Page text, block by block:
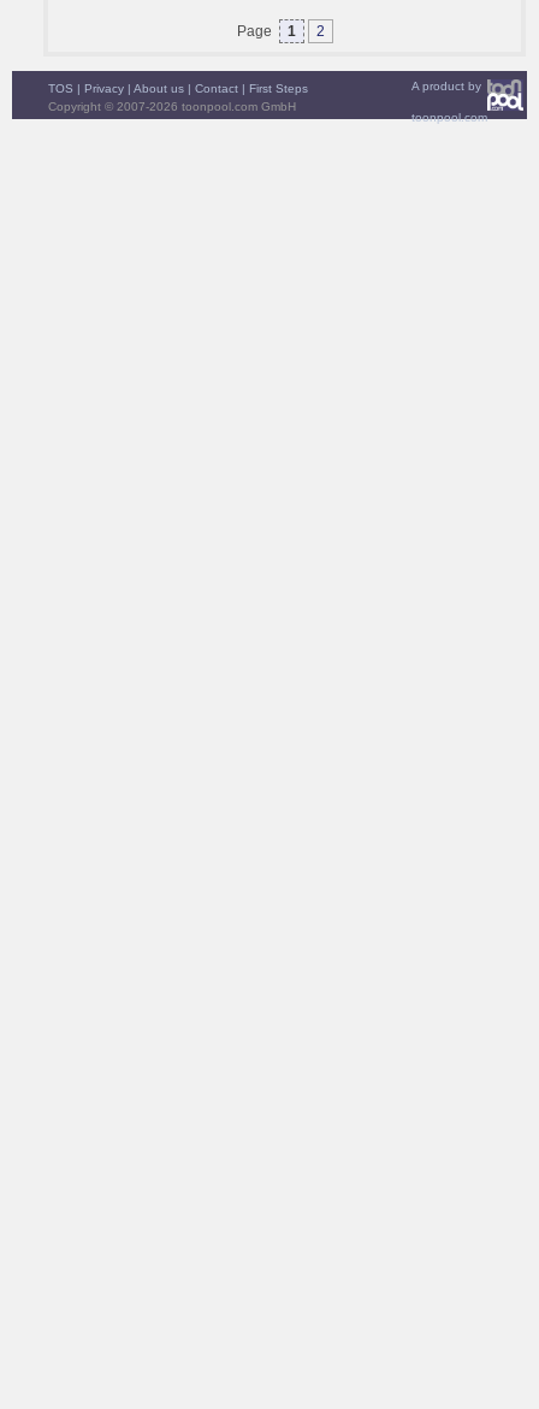
Page 1 2
A product by
toonpool.com
TOS | Privacy | About us | Contact | First Steps
Copyright © 2007-2026 toonpool.com GmbH